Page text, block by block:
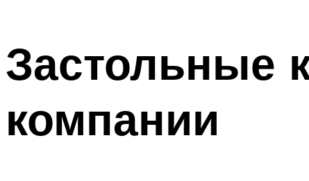
Застольные
компании